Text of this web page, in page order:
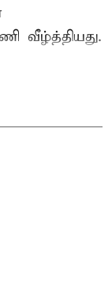
வீழ்த்தியது.